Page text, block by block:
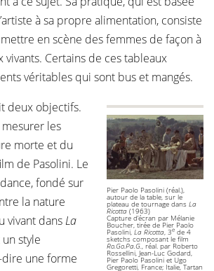
à sa propre alimentation, consiste
en scène des femmes de façon à
vivants. Certains de ces tableaux
véritables qui sont bus et mangés.
Pier Paolo Pasolini (réal.),
autour de la table, sur le
plateau de tournage dansLa
Ricotta (1963)
Capture d’écran par Mélanie
Boucher, tirée de Pier Paolo
Pasolini,La Ricotta, 3e de 4
sketchs composant le film
Ro.Go.Pa.G., réal. par Roberto
Rossellini, Jean-Luc Godard,
Pier Paolo Pasolini et Ugo
Gregoretti, France; Italie, Tartan
deux objectifs.
les
morte et du
de Pasolini. Le
fondé sur
la nature
vivant dansLa
style
dire une forme